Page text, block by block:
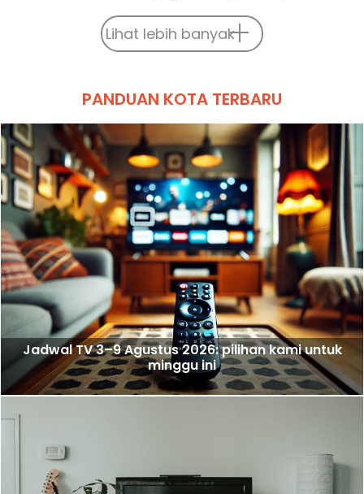
Lihat lebih banyak
PANDUAN KOTA TERBARU
Jadwal TV 3–9 Agustus 2026: pilihan kami untuk
minggu ini